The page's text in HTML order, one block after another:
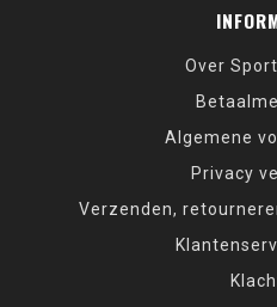
Over
Algemene
Privacy
Verzenden,